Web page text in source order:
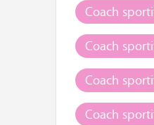
Coach
Coach
Coach
Coach